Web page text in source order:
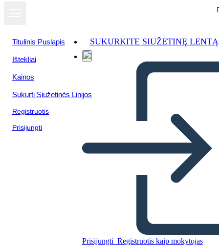
Titulinis Puslapis
Ištekliai
Kainos
Sukurti Siužetinės Linijos
Registruotis
Prisijungti
SUKURKITE SIUŽETINĘ LENTĄ
Prisijungti Registruotis kaip mokytojas